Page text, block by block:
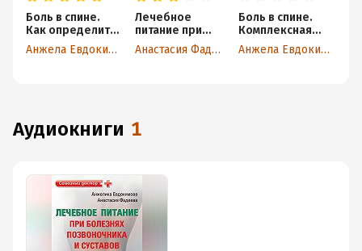
Боль в спине.
Как определить
причину и
устранить
Анжела Евдокимова
Лечебное
питание при
болезнях
позвоночника и
Анастасия Фадеева
Боль в спине.
Комплексная
методика
лечения
Анжела Евдокимова
аудиокниги 1